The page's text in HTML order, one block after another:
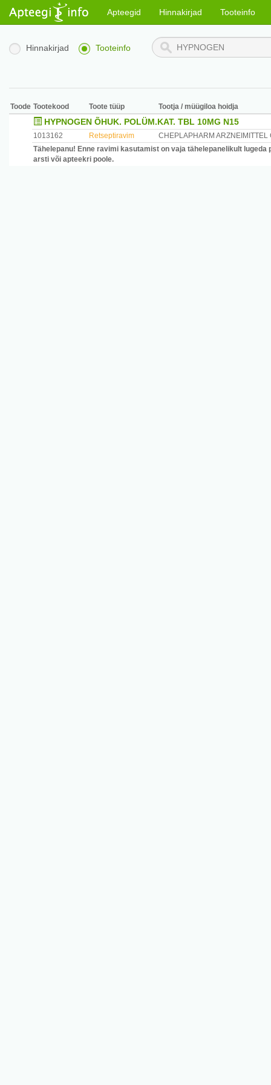
Apteegid Hinnakirjad Tooteinfo
Hinnakirjad Tooteinfo
Toode Tootekood Toote tüüp Tootja / müügiloa hoidja
HYPNOGEN ÕHUK. POLÜM.KAT. TBL 10MG N15
1013162 Retseptiravim
CHEPLAPHARM ARZNEIMITTEL
Tähelepanu! Enne ravimi kasutamist on vaja tähelepanelikult
arsti või apteekri poole.